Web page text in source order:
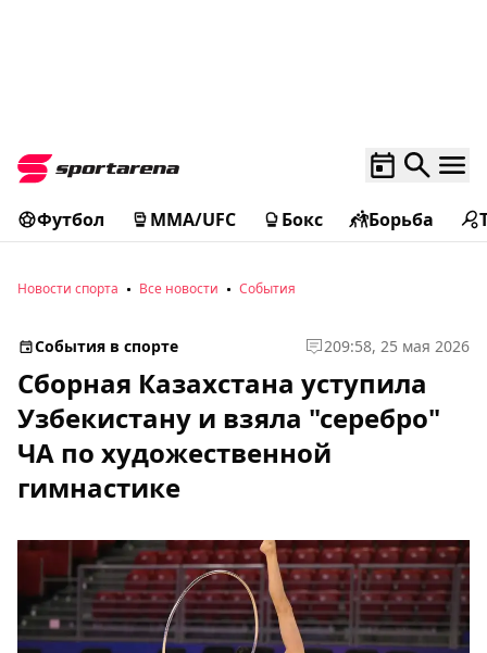
Футбол MMA/UFC Бокс Борьба
Новости спорта Все новости События
События в спорте 209:58, 25 мая 2026
Сборная Казахстана уступила
Узбекистану и взяла "серебро"
ЧА по художественной
гимнастике